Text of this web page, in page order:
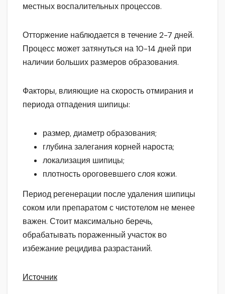
местных воспалительных процессов.
Отторжение наблюдается в течение 2-7 дней.
Процесс может затянуться на 10-14 дней при
наличии больших размеров образования.
Факторы, влияющие на скорость отмирания и
периода отпадения шипицы:
размер, диаметр образования;
глубина залегания корней нароста;
локализация шипицы;
плотность ороговевшего слоя кожи.
Период регенерации после удаления шипицы
соком или препаратом с чистотелом не менее
важен. Стоит максимально беречь,
обрабатывать пораженный участок во
избежание рецидива разрастаний.
Источник